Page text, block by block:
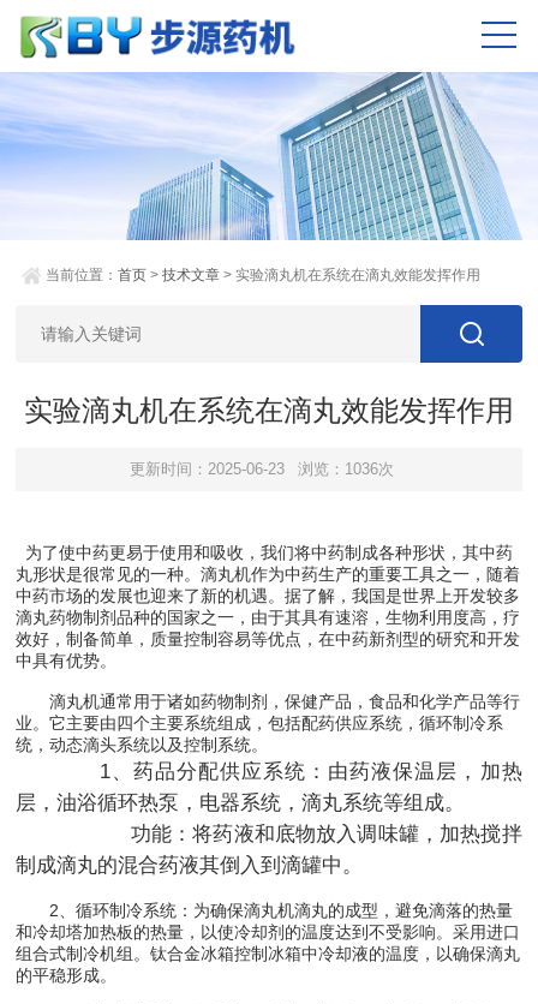
当前位置：首页 >技术文章 > 实验滴丸机在系统在滴丸效能发挥作用
实验滴丸机在系统在滴丸效能发挥作用
更新时间：2025-06-23 浏览：1036次
为了使中药更易于使用和吸收，我们将中药制成各种形状，其中药
丸形状是很常见的一种。滴丸机作为中药生产的重要工具之一，随着
中药市场的发展也迎来了新的机遇。据了解，我国是世界上开发较多
滴丸药物制剂品种的国家之一，由于其具有速溶，生物利用度高，疗
效好，制备简单，质量控制容易等优点，在中药新剂型的研究和开发
中具有优势。
滴丸机通常用于诸如药物制剂，保健产品，食品和化学产品等行
业。它主要由四个主要系统组成，包括配药供应系统，循环制冷系
统，动态滴头系统以及控制系统。
1、药品分配供应系统：由药液保温层，加热
层，油浴循环热泵，电器系统，滴丸系统等组成。
功能：将药液和底物放入调味罐，加热搅拌
制成滴丸的混合药液其倒入到滴罐中。
2、循环制冷系统：为确保滴丸机滴丸的成型，避免滴落的热量
和冷却塔加热板的热量，以使冷却剂的温度达到不受影响。采用进口
组合式制冷机组。钛合金冰箱控制冰箱中冷却液的温度，以确保滴丸
的平稳形成。